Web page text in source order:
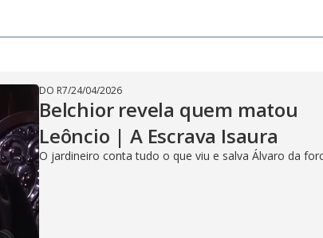
DO R7/24/04/2026
Belchior revela quem matou
Leôncio | A Escrava Isaura
O jardineiro conta tudo o que viu e salva Álvaro da